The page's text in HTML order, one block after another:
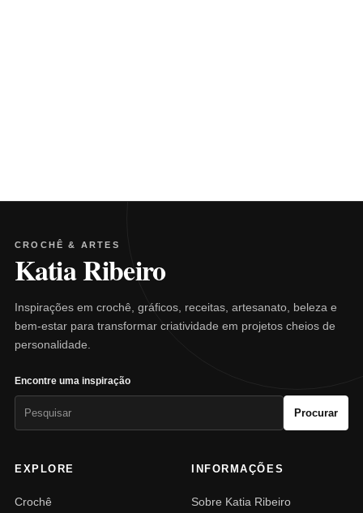
CROCHÊ & ARTES
Katia Ribeiro
Inspirações em crochê, gráficos, receitas, artesanato, beleza e
bem-estar para transformar criatividade em projetos cheios de
personalidade.
Encontre uma inspiração
Procurar
EXPLORE
Crochê
INFORMAÇÕES
Sobre Katia Ribeiro